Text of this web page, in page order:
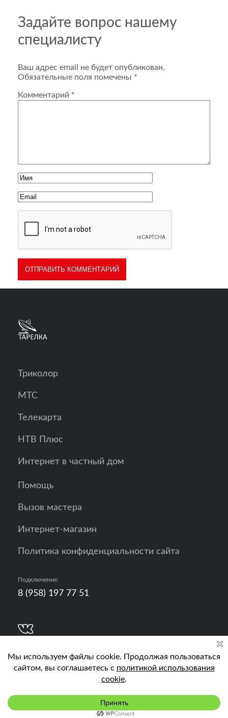
Задайте вопрос нашему
специалисту
Ваш адрес email не будет опубликован.
Обязательные поля помечены *
Комментарий *
Подключить
Триколор
МТС
Телекарта
НТВ Плюс
Интернет в частный дом
Помощь
Вызов мастера
Интернет-магазин
Политика конфиденциальности сайта
Подключение:
8 (958) 197 77 51
Кислород